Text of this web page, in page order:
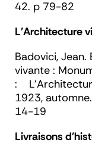
42. p 79-82
L'Architecture
Badovici,
vivante :
:
1923,
14-19
Livraisons